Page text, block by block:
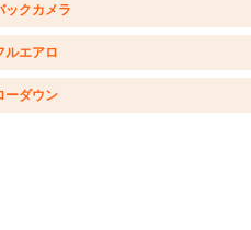
ックカメラ
ルエアロ
ーダウン